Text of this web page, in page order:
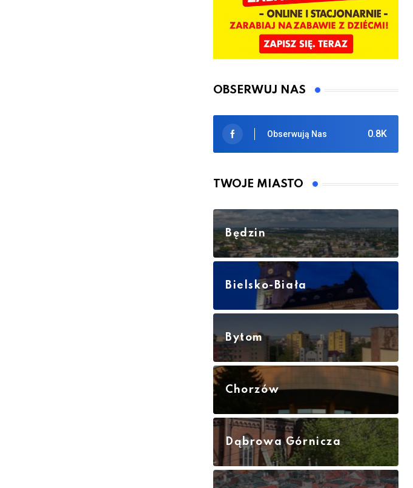
OBSERWUJ NAS
0.8K
Obserwują Nas
TWOJE MIASTO
Będzin
Bielsko-Biała
Bytom
Chorzów
Dąbrowa Górnicza